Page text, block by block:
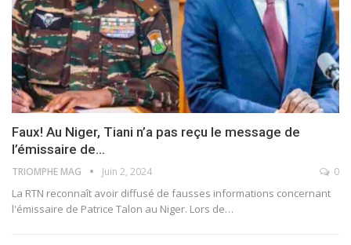
Faux! Au Niger, Tiani n’a pas reçu le message de
l’émissaire de…
TRIOMPHE MAG Juin 2, 2024 0
La RTN reconnaît avoir diffusé de fausses informations concernant
l'émissaire de Patrice Talon au Niger. Lors de…